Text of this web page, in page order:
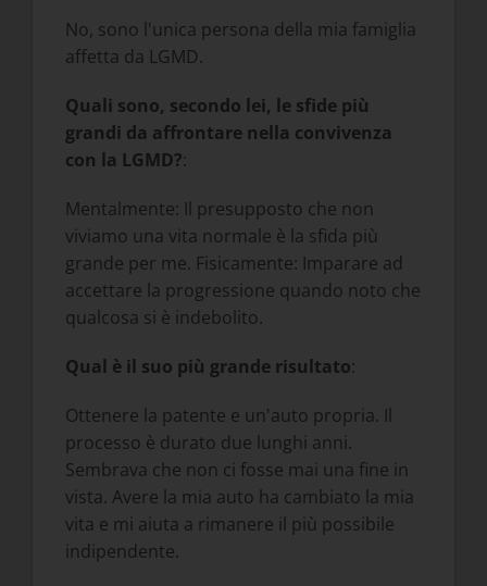
No, sono l'unica persona della mia famiglia
affetta da LGMD.
Quali sono, secondo lei, le sfide più
grandi da affrontare nella convivenza
con la LGMD?:
Mentalmente: Il presupposto che non
viviamo una vita normale è la sfida più
grande per me. Fisicamente: Imparare ad
accettare la progressione quando noto che
qualcosa si è indebolito.
Qual è il suo più grande risultato:
Ottenere la patente e un'auto propria. Il
processo è durato due lunghi anni.
Sembrava che non ci fosse mai una fine in
vista. Avere la mia auto ha cambiato la mia
vita e mi aiuta a rimanere il più possibile
indipendente.